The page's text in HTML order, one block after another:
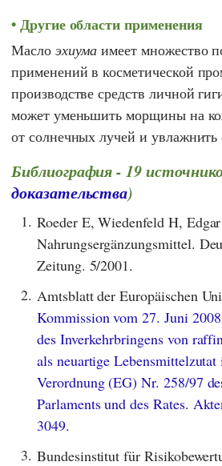
Другие области применения
Масло эхиума имеет множество
применений в косметической
производстве средств личной
может уменьшить морщины на
от солнечных лучей и увлажнить
Библиография - 19
доказательства)
1. Roeder E, Wiedenfeld H,
Nahrungsergänzungsmittel.
Zeitung. 5/2001.
2. Amtsblatt der Europäischen
Kommission vom 27. Juni
des Inverkehrbringens von
als neuartige
Verordnung (EG) Nr. 258/97
Parlaments und des Rates.
3049.
3. Bundesinstitut für